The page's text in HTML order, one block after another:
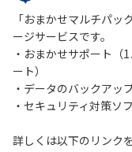
各種ダウン
お問い合わせ
履歴・お気
「おまかせマルチパ
ージサービスです。
・おまかせサポート
ート）
・データのバックアッ
・セキュリティ対策ソ
詳しくは以下のリンク